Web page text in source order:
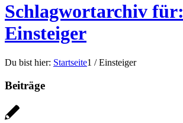
Schlagwortarchiv für:
Einsteiger
Du bist hier: Startseite1 / Einsteiger
Beiträge